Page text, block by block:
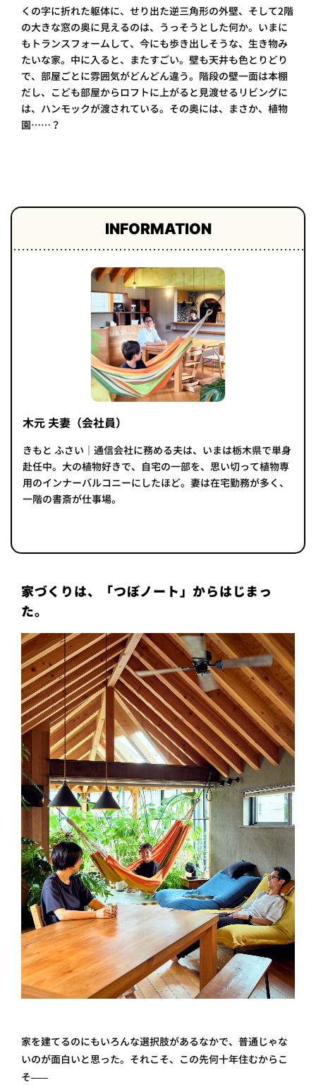
要
企業の
方へ
お問い
合わせ
プライ
バシー
くの字に折れた躯体に、せり出た逆三角形の外壁、そして2階
の大きな窓の奥に見えるのは、うっそうとした何か。いまに
もトランスフォームして、今にも歩き出しそうな、生き物み
たいな家。中に入ると、またすごい。壁も天井も色とりどり
で、部屋ごとに雰囲気がどんどん違う。階段の壁一面は本棚
だし、こども部屋からロフトに上がると見渡せるリビングに
は、ハンモックが渡されている。その奥には、まさか、植物
園……？
INFORMATION
木元 夫妻（会社員）
きもと ふさい｜通信会社に務める夫は、いまは栃木県で単身
赴任中。大の植物好きで、自宅の一部を、思い切って植物専
用のインナーバルコニーにしたほど。妻は在宅勤務が多く、
一階の書斎が仕事場。
家づくりは、「つぼノート」からはじまっ
た。
家を建てるのにもいろんな選択肢があるなかで、普通じゃな
いのが面白いと思った。それこそ、この先何十年住むからこ
そ–––